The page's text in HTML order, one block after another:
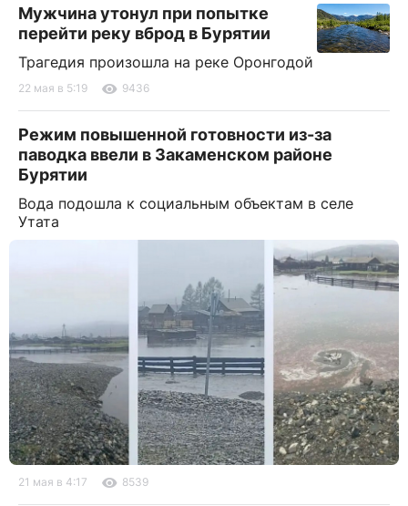
Мужчина утонул при попытке
перейти реку вброд в Бурятии
Трагедия произошла на реке Оронгодой
22 мая в 5:19 9436
Режим повышенной готовности из-за
паводка ввели в Закаменском районе
Бурятии
Вода подошла к социальным объектам в селе
Утата
21 мая в 4:17 8539